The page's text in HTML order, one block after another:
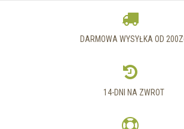
DARMOWA WYSYŁKA OD
14-DNI NA ZWROT